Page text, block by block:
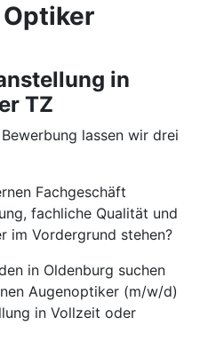
in
TZ
Bewerbung lassen wir drei
Fachgeschäft
fachliche Qualität und
im Vordergrund stehen?
in Oldenburg suchen
Augenoptiker (m/w/d)
in Vollzeit oder